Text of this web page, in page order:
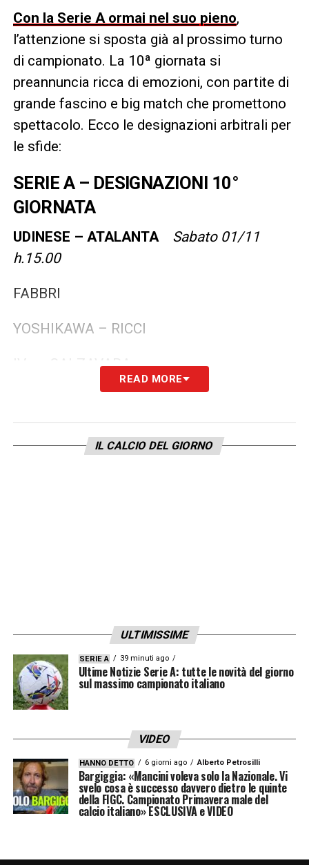
Con la Serie A ormai nel suo pieno,
l’attenzione si sposta già al prossimo turno
di campionato. La 10ª giornata si
preannuncia ricca di emozioni, con partite di
grande fascino e big match che promettono
spettacolo. Ecco le designazioni arbitrali per
le sfide:
SERIE A – DESIGNAZIONI 10°
GIORNATA
UDINESE – ATALANTA Sabato 01/11
h.15.00
FABBRI
YOSHIKAWA – RICCI
IV: CALZAVARA
AVAR: PICCININI
AVAR: ABISSO
CREMONESE – JUVENTUSSabato 01/11
h. 20.45
CHIFFI
CECCONI – MORO
IV: PEZZUTO
READ MORE
IL CALCIO DEL GIORNO
ULTIMISSIME
SERIE A 39 minuti ago
Ultime Notizie Serie A: tutte le novità del giorno
sul massimo campionato italiano
VIDEO
HANNO DETTO 6 giorni ago Alberto Petrosilli
Bargiggia: «Mancini voleva solo la Nazionale. Vi
svelo cosa è successo davvero dietro le quinte
della FIGC. Campionato Primavera male del
calcio italiano» ESCLUSIVA e VIDEO